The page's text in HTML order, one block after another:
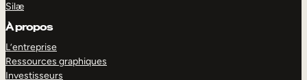
Silæ
À propos
L’entreprise
Ressources graphiques
Investisseurs